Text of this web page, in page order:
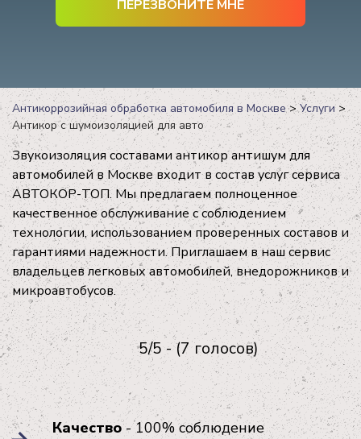
Антикоррозийная обработка автомобиля в Москве>Услуги >
Антикор с шумоизоляцией для авто
Звукоизоляция составами антикор антишум для
автомобилей в Москве входит в состав услуг сервиса
АВТОКОР-ТОП. Мы предлагаем полноценное
качественное обслуживание с соблюдением
технологии, использованием проверенных составов и
гарантиями надежности. Приглашаем в наш сервис
владельцев легковых автомобилей, внедорожников и
микроавтобусов.
5/5 - (7 голосов)
Качество- 100% соблюдение